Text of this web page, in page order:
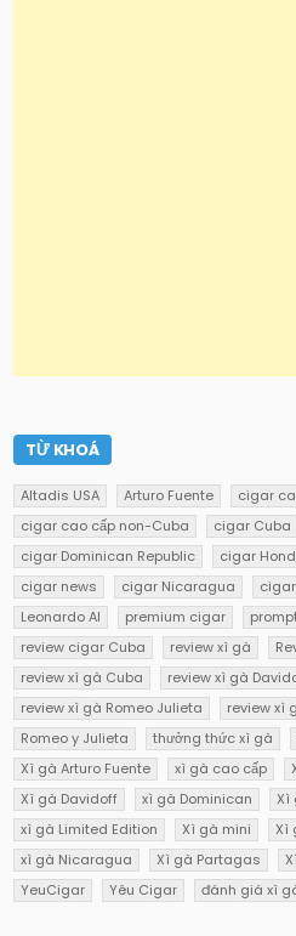
TỪ KHOÁ
Altadis USA Arturo Fuente
cigar
cigar cao cấp non-Cuba
cigar Cuba
cigar Dominican Republic
cigar
cigar news
cigar Nicaragua
Leonardo AI
premium cigar
review cigar Cuba
review xì gà
review xì gà Cuba
review xì gà
review xì gà Romeo Julieta
review xì
Romeo y Julieta
thưởng thức xì gà
Xì gà Arturo Fuente
xì gà cao cấp
Xì gà Davidoff
xì gà Dominican Xì
xì gà Limited Edition
Xì gà mini
Xì
xì gà Nicaragua
Xì gà Partagas
YeuCigar
Yêu Cigar đánh giá xì